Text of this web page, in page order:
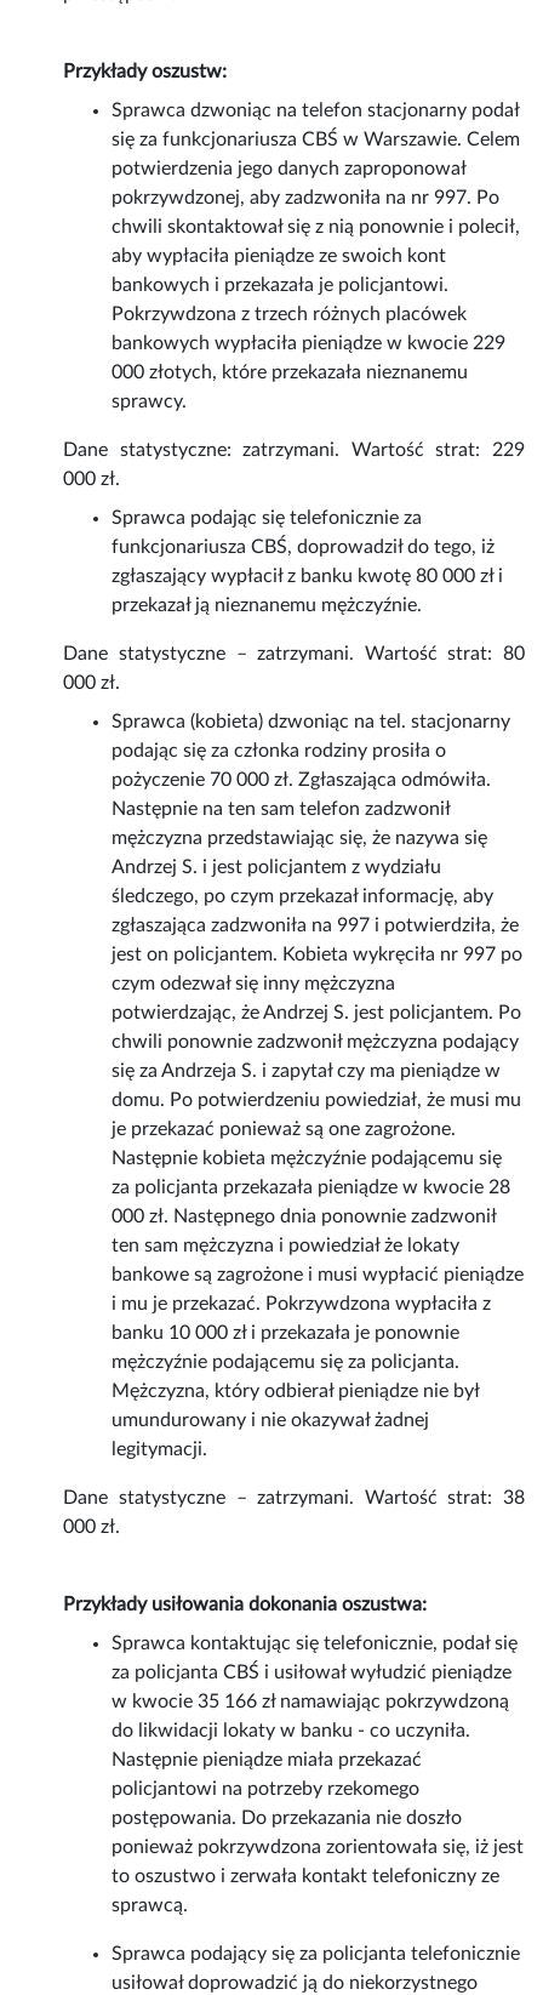
Przykłady oszustw:
Sprawca dzwoniąc na telefon stacjonarny podał
się za funkcjonariusza CBŚ w Warszawie. Celem
potwierdzenia jego danych zaproponował
pokrzywdzonej, aby zadzwoniła na nr 997. Po
chwili skontaktował się z nią ponownie i polecił,
aby wypłaciła pieniądze ze swoich kont
bankowych i przekazała je policjantowi.
Pokrzywdzona z trzech różnych placówek
bankowych wypłaciła pieniądze w kwocie 229
000 złotych, które przekazała nieznanemu
sprawcy.
Dane statystyczne: zatrzymani. Wartość strat: 229
000 zł.
Sprawca podając się telefonicznie za
funkcjonariusza CBŚ, doprowadził do tego, iż
zgłaszający wypłacił z banku kwotę 80 000 zł i
przekazał ją nieznanemu mężczyźnie.
Dane statystyczne – zatrzymani. Wartość strat: 80
000 zł.
Sprawca (kobieta) dzwoniąc na tel. stacjonarny
podając się za członka rodziny prosiła o
pożyczenie 70 000 zł. Zgłaszająca odmówiła.
Następnie na ten sam telefon zadzwonił
mężczyzna przedstawiając się, że nazywa się
Andrzej S. i jest policjantem z wydziału
śledczego, po czym przekazał informację, aby
zgłaszająca zadzwoniła na 997 i potwierdziła, że
jest on policjantem. Kobieta wykręciła nr 997 po
czym odezwał się inny mężczyzna
potwierdzając, że Andrzej S. jest policjantem. Po
chwili ponownie zadzwonił mężczyzna podający
się za Andrzeja S. i zapytał czy ma pieniądze w
domu. Po potwierdzeniu powiedział, że musi mu
je przekazać ponieważ są one zagrożone.
Następnie kobieta mężczyźnie podającemu się
za policjanta przekazała pieniądze w kwocie 28
000 zł. Następnego dnia ponownie zadzwonił
ten sam mężczyzna i powiedział że lokaty
bankowe są zagrożone i musi wypłacić pieniądze
i mu je przekazać. Pokrzywdzona wypłaciła z
banku 10 000 zł i przekazała je ponownie
mężczyźnie podającemu się za policjanta.
Mężczyzna, który odbierał pieniądze nie był
umundurowany i nie okazywał żadnej
legitymacji.
Dane statystyczne – zatrzymani. Wartość strat: 38
000 zł.
Przykłady usiłowania dokonania oszustwa:
Sprawca kontaktując się telefonicznie, podał się
za policjanta CBŚ i usiłował wyłudzić pieniądze
w kwocie 35 166 zł namawiając pokrzywdzoną
do likwidacji lokaty w banku - co uczyniła.
Następnie pieniądze miała przekazać
policjantowi na potrzeby rzekomego
postępowania. Do przekazania nie doszło
ponieważ pokrzywdzona zorientowała się, iż jest
to oszustwo i zerwała kontakt telefoniczny ze
sprawcą.
Sprawca podający się za policjanta telefonicznie
usiłował doprowadzić ją do niekorzystnego